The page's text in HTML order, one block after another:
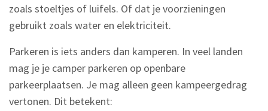
zoals stoeltjes of luifels. Of dat je voorzieningen
gebruikt zoals water en elektriciteit.
Parkeren is iets anders dan kamperen. In veel landen
mag je je camper parkeren op openbare
parkeerplaatsen. Je mag alleen geen kampeergedrag
vertonen. Dit betekent: